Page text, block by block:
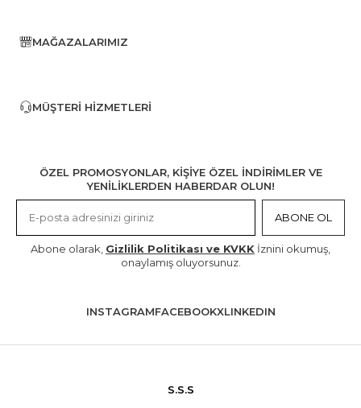
MAĞAZALARIMIZ
MÜŞTERI HIZMETLERI
ÖZEL PROMOSYONLAR, KİŞİYE ÖZEL İNDİRİMLER VE
YENİLİKLERDEN HABERDAR OLUN!
ABONE OL
Abone olarak, Gizlilik Politikası ve KVKK İznini okumuş,
onaylamış oluyorsunuz.
INSTAGRAMFACEBOOKXLINKEDIN
S.S.S